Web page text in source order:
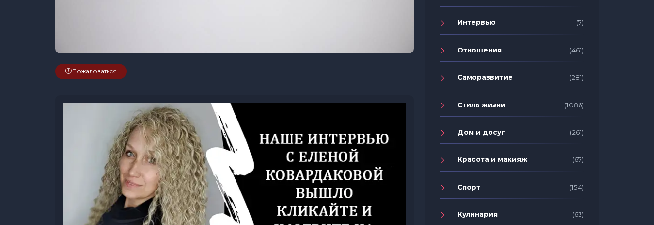
Пожаловаться
Интервью (7)
Отношения (461)
Саморазвитие (281)
Стиль жизни (1086)
Дом и досуг (261)
Красота и макияж (67)
Спорт (154)
Кулинария (63)